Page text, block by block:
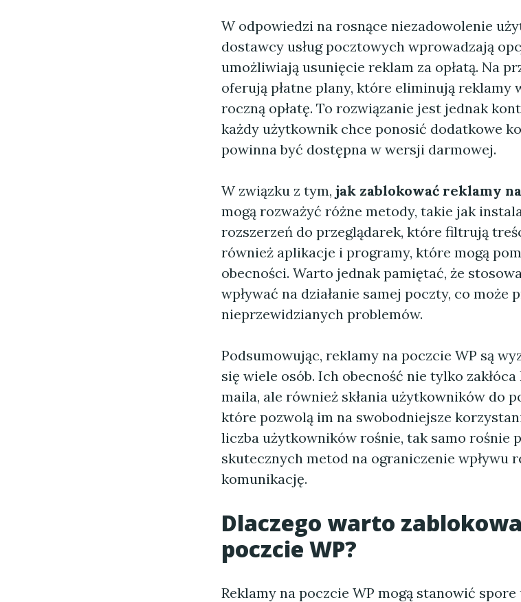
W odpowiedzi na rosnące niezadowolenie
dostawcy usług pocztowych wprowadzają
umożliwiają usunięcie reklam za opłatą. Na
oferują płatne plany, które eliminują reklamy
roczną opłatę. To rozwiązanie jest jednak
każdy użytkownik chce ponosić dodatkowe
powinna być dostępna w wersji darmowej.
W związku z tym, jak zablokować reklamy
mogą rozważyć różne metody, takie jak
rozszerzeń do przeglądarek, które filtrują
również aplikacje i programy, które mogą
obecności. Warto jednak pamiętać, że
wpływać na działanie samej poczty, co może
nieprzewidzianych problemów.
Podsumowując, reklamy na poczcie WP są
się wiele osób. Ich obecność nie tylko
maila, ale również skłania użytkowników do
które pozwolą im na swobodniejsze
liczba użytkowników rośnie, tak samo rośnie
skutecznych metod na ograniczenie wpływu
komunikację.
Dlaczego warto
poczcie WP?
Reklamy na poczcie WP mogą stanowić